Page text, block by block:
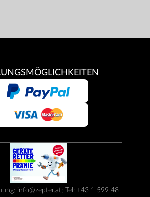
info@zepter.at; Tel: +43 1 599 48